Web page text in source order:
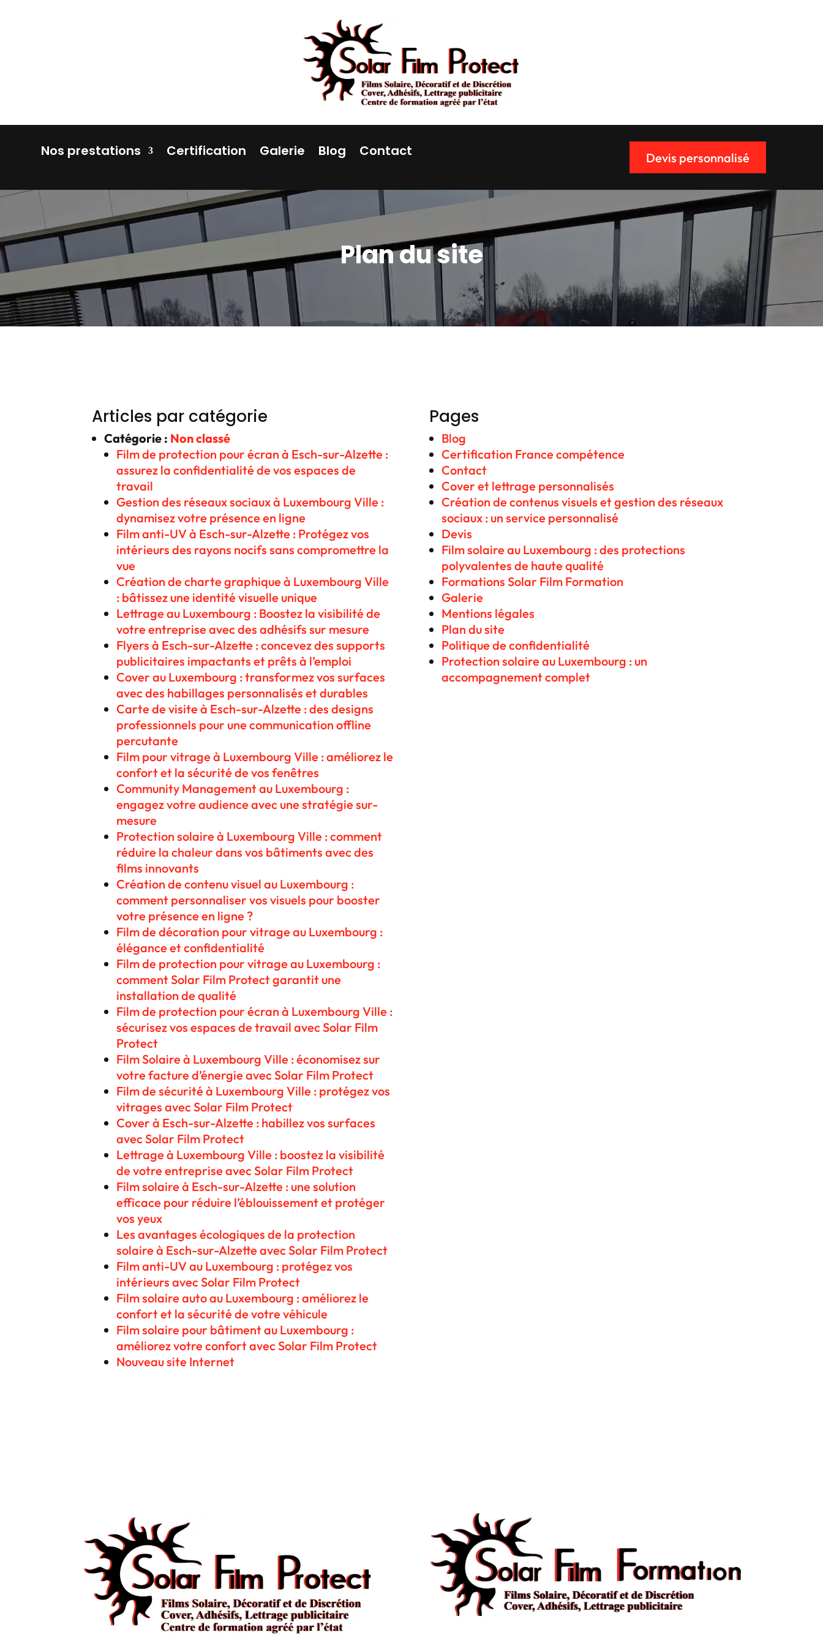
Nos prestations Certification Galerie Blog Contact Devis personnalisé
Plan du site
Articles par catégorie
Catégorie : Non classé
Film de protection pour écran à Esch-sur-Alzette :
assurez la confidentialité de vos espaces de
travail
Gestion des réseaux sociaux à Luxembourg Ville :
dynamisez votre présence en ligne
Film anti-UV à Esch-sur-Alzette : Protégez vos
intérieurs des rayons nocifs sans compromettre la
vue
Création de charte graphique à Luxembourg Ville
: bâtissez une identité visuelle unique
Lettrage au Luxembourg : Boostez la visibilité de
votre entreprise avec des adhésifs sur mesure
Flyers à Esch-sur-Alzette : concevez des supports
publicitaires impactants et prêts à l’emploi
Cover au Luxembourg : transformez vos surfaces
avec des habillages personnalisés et durables
Carte de visite à Esch-sur-Alzette : des designs
professionnels pour une communication offline
percutante
Film pour vitrage à Luxembourg Ville : améliorez le
confort et la sécurité de vos fenêtres
Community Management au Luxembourg :
engagez votre audience avec une stratégie sur-
mesure
Protection solaire à Luxembourg Ville : comment
réduire la chaleur dans vos bâtiments avec des
films innovants
Création de contenu visuel au Luxembourg :
comment personnaliser vos visuels pour booster
votre présence en ligne ?
Film de décoration pour vitrage au Luxembourg :
élégance et confidentialité
Film de protection pour vitrage au Luxembourg :
comment Solar Film Protect garantit une
installation de qualité
Film de protection pour écran à Luxembourg Ville :
sécurisez vos espaces de travail avec Solar Film
Protect
Film Solaire à Luxembourg Ville : économisez sur
votre facture d’énergie avec Solar Film Protect
Film de sécurité à Luxembourg Ville : protégez vos
vitrages avec Solar Film Protect
Cover à Esch-sur-Alzette : habillez vos surfaces
avec Solar Film Protect
Lettrage à Luxembourg Ville : boostez la visibilité
de votre entreprise avec Solar Film Protect
Film solaire à Esch-sur-Alzette : une solution
efficace pour réduire l’éblouissement et protéger
vos yeux
Les avantages écologiques de la protection
solaire à Esch-sur-Alzette avec Solar Film Protect
Film anti-UV au Luxembourg : protégez vos
intérieurs avec Solar Film Protect
Film solaire auto au Luxembourg : améliorez le
confort et la sécurité de votre véhicule
Film solaire pour bâtiment au Luxembourg :
améliorez votre confort avec Solar Film Protect
Nouveau site Internet
Pages
Blog
Certification France compétence
Contact
Cover et lettrage personnalisés
Création de contenus visuels et gestion des réseaux
sociaux : un service personnalisé
Devis
Film solaire au Luxembourg : des protections
polyvalentes de haute qualité
Formations Solar Film Formation
Galerie
Mentions légales
Plan du site
Politique de confidentialité
Protection solaire au Luxembourg : un
accompagnement complet